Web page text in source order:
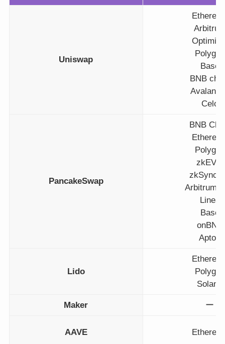
Uniswap
Polygon
Base
BNB
Celo
PancakeSwap
BNB
Polygon
zkEVM
Arbitrum
Linea
Base
onBNB
Aptos
Lido
Polygon
Solana
Maker ー
AAVE